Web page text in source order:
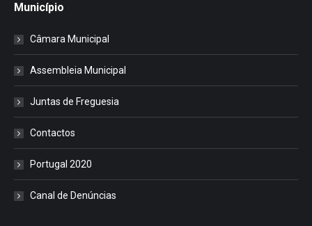
Município
Câmara Municipal
Assembleia Municipal
Juntas de Freguesia
Contactos
Portugal 2020
Canal de Denúncias